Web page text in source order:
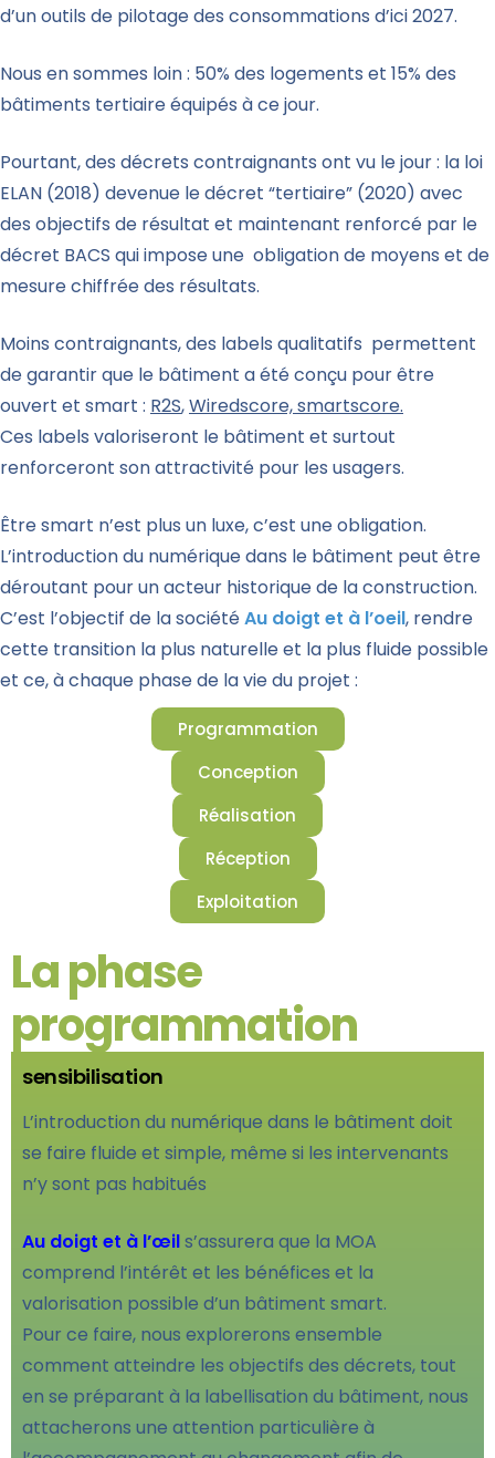
d’un outils de pilotage des consommations d’ici 2027.
Nous en sommes loin : 50% des logements et 15% des
bâtiments tertiaire équipés à ce jour.
Pourtant, des décrets contraignants ont vu le jour : la loi
ELAN (2018) devenue le décret “tertiaire” (2020) avec
des objectifs de résultat et maintenant renforcé par le
décret BACS qui impose une obligation de moyens et de
mesure chiffrée des résultats.
Moins contraignants, des labels qualitatifs permettent
de garantir que le bâtiment a été conçu pour être
ouvert et smart : R2S,Wiredscore, smartscore.
Ces labels valoriseront le bâtiment et surtout
renforceront son attractivité pour les usagers.
Être smart n’est plus un luxe, c’est une obligation.
L’introduction du numérique dans le bâtiment peut être
déroutant pour un acteur historique de la construction.
C’est l’objectif de la sociétéAu doigt et à l’oeil, rendre
cette transition la plus naturelle et la plus fluide possible
et ce, à chaque phase de la vie du projet :
Programmation
Conception
Réalisation
Réception
Exploitation
La phase
programmation
sensibilisation
L’introduction du numérique dans le bâtiment doit
se faire fluide et simple, même si les intervenants
n’y sont pas habitués
Au doigt et à l’œils’assurera que la MOA
comprend l’intérêt et les bénéfices et la
valorisation possible d’un bâtiment smart.
Pour ce faire, nous explorerons ensemble
comment atteindre les objectifs des décrets, tout
en se préparant à la labellisation du bâtiment, nous
attacherons une attention particulière à